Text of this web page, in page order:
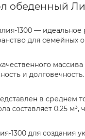
обеденный
1300 —
для семейных
и
в среднем
составляет 0.25
1300 для создания